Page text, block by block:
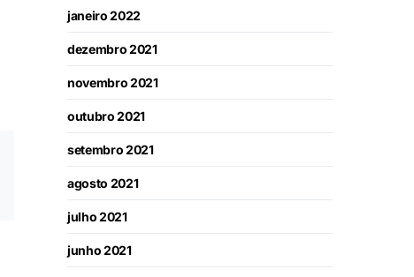
janeiro 2022
dezembro 2021
novembro 2021
outubro 2021
setembro 2021
agosto 2021
julho 2021
junho 2021